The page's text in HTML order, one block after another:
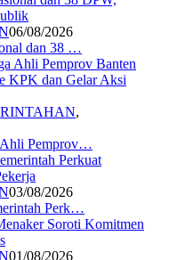
06/08/2026
dan 38 …
,
Ahli Pemprov…
03/08/2026
Perk…
01/08/2026